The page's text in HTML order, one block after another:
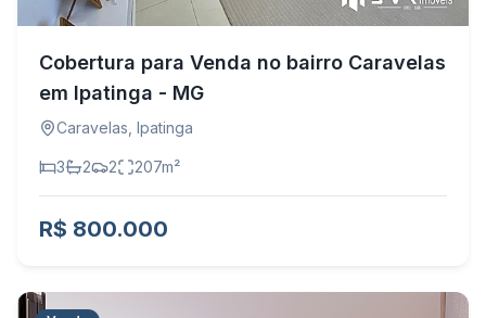
Cobertura para Venda no bairro Caravelas
em Ipatinga - MG
Caravelas Ipatinga
3 2 2 207m²
R$ 800.000